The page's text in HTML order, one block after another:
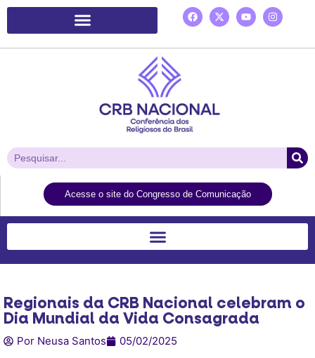
Acesse o site do Congresso de Comunicação
Regionais da CRB Nacional celebram o
Dia Mundial da Vida Consagrada
Por Neusa Santos 05/02/2025